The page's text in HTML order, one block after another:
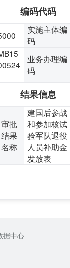
编码代码
实施主体编
码
业务办理编
码
结果信息
审批
结果
名称
建国后参战
和参加核试
验军队退役
人员补助金
发放表
据中心